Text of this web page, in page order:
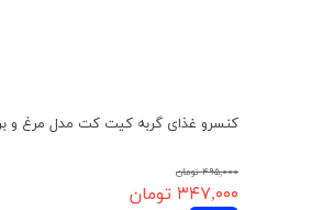
۴۹۵,۰۰۰ تومان
۳۴۷,۰۰۰ تومان